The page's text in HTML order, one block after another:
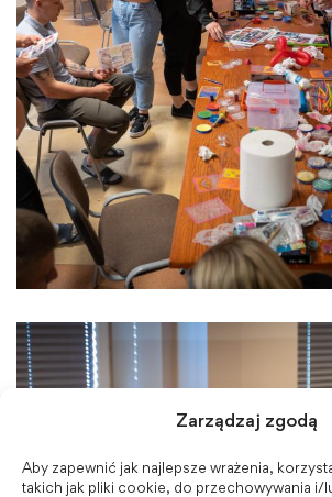
Zarządzaj zgodą
Aby zapewnić jak najlepsze wrażenia,
takich jak pliki cookie, do przechowywania i/